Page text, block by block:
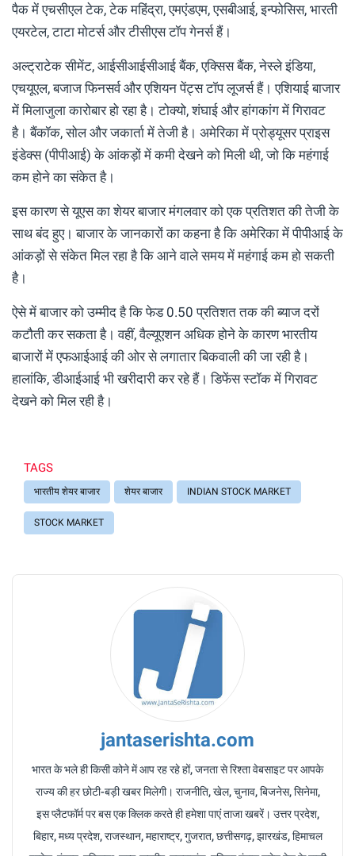
पैक में एचसीएल टेक, टेक महिंद्रा, एमएंडएम, एसबीआई, इन्फोसिस, भारती
एयरटेल, टाटा मोटर्स और टीसीएस टॉप गेनर्स हैं।
अल्ट्राटेक सीमेंट, आईसीआईसीआई बैंक, एक्सिस बैंक, नेस्ले इंडिया,
एचयूएल, बजाज फिनसर्व और एशियन पेंट्स टॉप लूजर्स हैं। एशियाई बाजार
में मिलाजुला कारोबार हो रहा है। टोक्यो, शंघाई और हांगकांग में गिरावट
है। बैंकॉक, सोल और जकार्ता में तेजी है। अमेरिका में प्रोड्यूसर प्राइस
इंडेक्स (पीपीआई) के आंकड़ों में कमी देखने को मिली थी, जो कि महंगाई
कम होने का संकेत है।
इस कारण से यूएस का शेयर बाजार मंगलवार को एक प्रतिशत की तेजी के
साथ बंद हुए। बाजार के जानकारों का कहना है कि अमेरिका में पीपीआई के
आंकड़ों से संकेत मिल रहा है कि आने वाले समय में महंगाई कम हो सकती
है।
ऐसे में बाजार को उम्मीद है कि फेड 0.50 प्रतिशत तक की ब्याज दरों
कटौती कर सकता है। वहीं, वैल्यूएशन अधिक होने के कारण भारतीय
बाजारों में एफआईआई की ओर से लगातार बिकवाली की जा रही है।
हालांकि, डीआईआई भी खरीदारी कर रहे हैं। डिफेंस स्टॉक में गिरावट
देखने को मिल रही है।
TAGS
भारतीय शेयर बाजार शेयर बाजार INDIAN STOCK MARKET
STOCK MARKET
jantaserishta.com
भारत के भले ही किसी कोने में आप रह रहे हों, जनता से रिश्ता वेबसाइट पर आपके
राज्य की हर छोटी-बड़ी खबर मिलेगी। राजनीति, खेल, चुनाव, बिजनेस, सिनेमा,
इस प्लैटफॉर्म पर बस एक क्लिक करते ही हमेशा पाएं ताजा खबरें। उत्तर प्रदेश,
बिहार, मध्य प्रदेश, राजस्थान, महाराष्ट्र, गुजरात, छत्तीसगढ़, झारखंड, हिमाचल